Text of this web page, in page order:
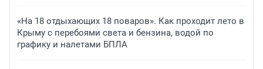
«На 18 отдыхающих 18 поваров». Как проходит лето в
Крыму с перебоями света и бензина, водой по
графику и налетами БПЛА